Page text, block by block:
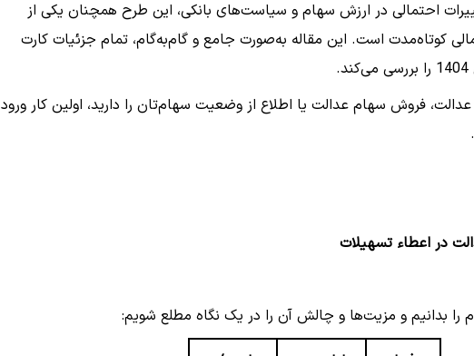
به تغییرات احتمالی در ارزش سهام و سیاست‌های بانکی، این طرح همچنان یکی از
کوتاه‌مدت است. این مقاله به‌صورت جامع و گام‌به‌گام، تمام جزئیات کارت
فروش سهام عدالت یا اطلاع از وضعیت سهام‌تان را دارید، اولین کار ورود
در اعطاء تسهیلات
را بدانیم و مزیت‌ها و چالش آن را در یک نگاه مطلع شویم: